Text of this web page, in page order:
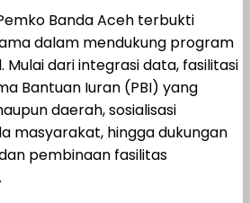
Banda Aceh terbukti
dalam mendukung program
Mulai dari integrasi data, fasilitasi
Bantuan Iuran (PBI) yang
daerah, sosialisasi
masyarakat, hingga dukungan
pembinaan fasilitas